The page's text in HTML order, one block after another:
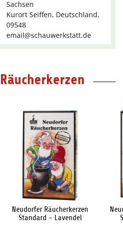
Sachsen
Kurort Seiffen, Deutschland,
09548
email@schauwerkstatt.de
Neudorfer Räucherkerzen
Standard - Lavendel